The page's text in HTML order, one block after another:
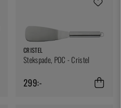
CRISTEL
Stekspade, POC - Cristel
299:-